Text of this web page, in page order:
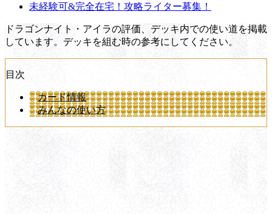
未経験可&完全在宅！攻略ライター募集！
ドラゴンナイト・アイラの評価、デッキ内での使い道を掲載
しています。デッキを組む時の参考にしてください。
目次
カード情報
みんなの使い方